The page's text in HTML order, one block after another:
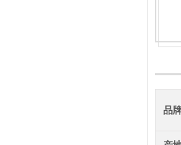
品